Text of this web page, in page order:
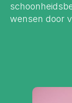
wensen door